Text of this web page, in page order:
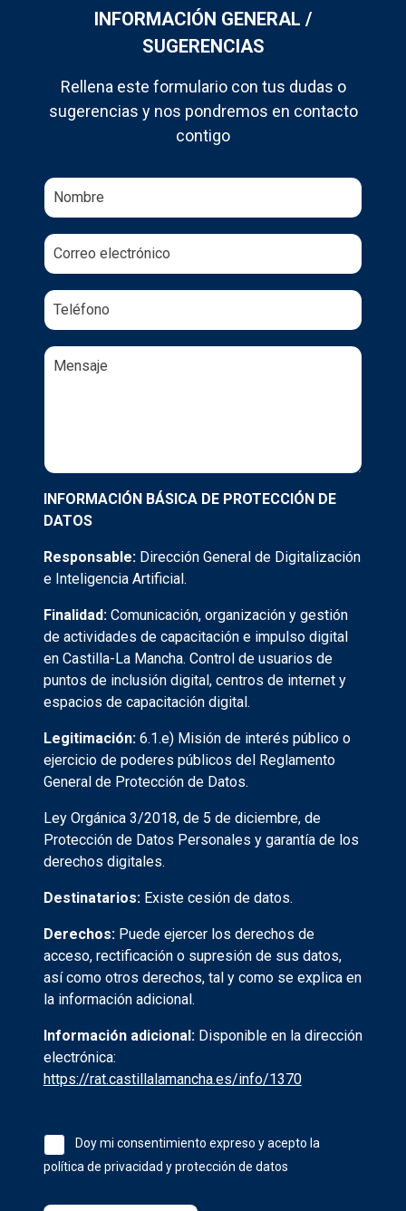
INFORMACIÓN GENERAL /
SUGERENCIAS
Rellena este formulario con tus dudas o
sugerencias y nos pondremos en contacto
contigo
Nombre y apellidos
Correo electrónico
Teléfono
Comentarios
INFORMACIÓN BÁSICA DE PROTECCIÓN DE
DATOS
Responsable:Dirección General de Digitalización
e Inteligencia Artificial.
Finalidad:Comunicación, organización y gestión
de actividades de capacitación e impulso digital
en Castilla-La Mancha. Control de usuarios de
puntos de inclusión digital, centros de internet y
espacios de capacitación digital.
Legitimación: 6.1.e) Misión de interés público o
ejercicio de poderes públicos del Reglamento
General de Protección de Datos.
Ley Orgánica 3/2018, de 5 de diciembre, de
Protección de Datos Personales y garantía de los
derechos digitales.
Destinatarios: Existe cesión de datos.
Derechos: Puede ejercer los derechos de
acceso, rectificación o supresión de sus datos,
así como otros derechos, tal y como se explica en
la información adicional.
Información adicional: Disponible en la dirección
electrónica:
https://rat.castillalamancha.es/info/1370
Doy mi consentimiento expreso y acepto la
política de privacidad y protección de datos